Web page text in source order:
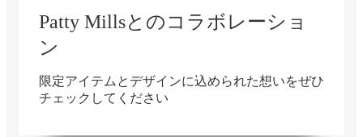
Patty Millsとのコラボレーショ
ン
限定アイテムとデザインに込められた想いをぜひ
チェックしてください